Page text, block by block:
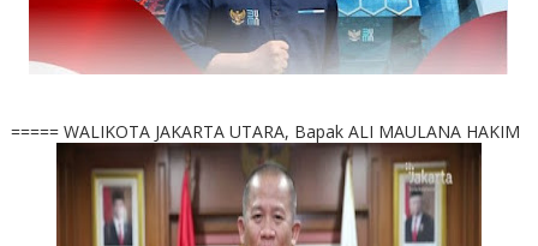
===== WALIKOTA JAKARTA UTARA, Bapak ALI MAULANA HAKIM